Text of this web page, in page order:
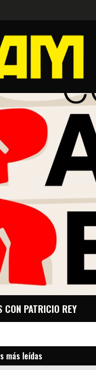
CON PATRICIO REY
más leídas